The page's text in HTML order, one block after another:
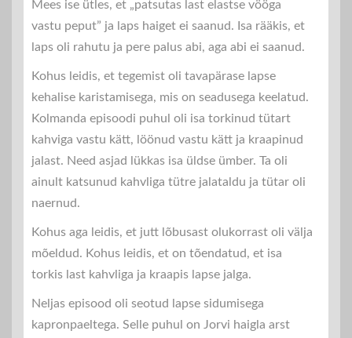
Mees ise ütles, et „patsutas last elastse vööga
vastu peput” ja laps haiget ei saanud. Isa rääkis, et
laps oli rahutu ja pere palus abi, aga abi ei saanud.
Kohus leidis, et tegemist oli tavapärase lapse
kehalise karistamisega, mis on seadusega keelatud.
Kolmanda episoodi puhul oli isa torkinud tütart
kahviga vastu kätt, löönud vastu kätt ja kraapinud
jalast. Need asjad lükkas isa üldse ümber. Ta oli
ainult katsunud kahvliga tütre jalataldu ja tütar oli
naernud.
Kohus aga leidis, et jutt lõbusast olukorrast oli välja
mõeldud. Kohus leidis, et on tõendatud, et isa
torkis last kahvliga ja kraapis lapse jalga.
Neljas episood oli seotud lapse sidumisega
kapronpaeltega. Selle puhul on Jorvi haigla arst